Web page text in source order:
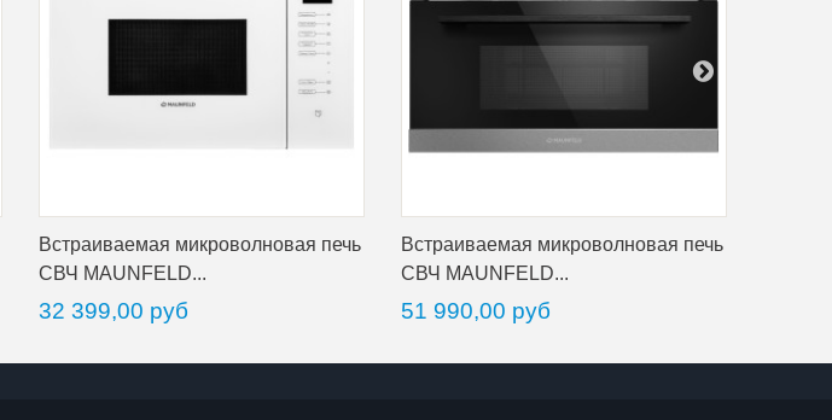
Встраиваемая микроволновая печь
СВЧ MAUNFELD...
32 399,00 руб
Встраиваемая микроволновая печь
СВЧ MAUNFELD...
51 990,00 руб